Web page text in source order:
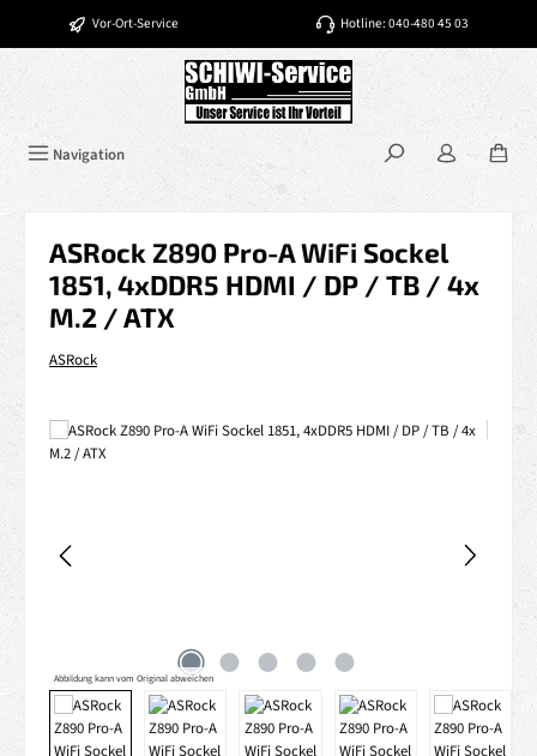
Zum Hauptinhalt springen
Vor-Ort-Service Hotline: 040-480 45 03
Navigation
ASRock Z890 Pro-A WiFi Sockel
1851, 4xDDR5 HDMI / DP / TB / 4x
M.2 / ATX
ASRock
Bildergalerie überspringen
Abbildung kann vom Original abweichen